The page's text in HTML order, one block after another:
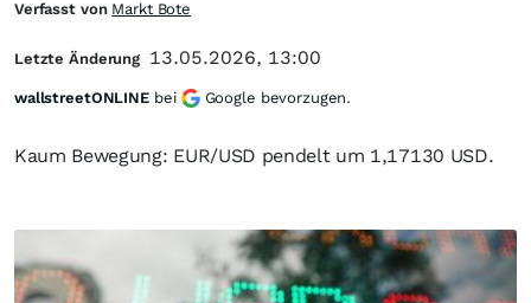
Kaum Bewegung: EUR/USD pendelt um 1,17130 USD.
Verfasst von Markt Bote
Letzte Änderung 13.05.2026, 13:00
wallstreetONLINE bei Google bevorzugen.